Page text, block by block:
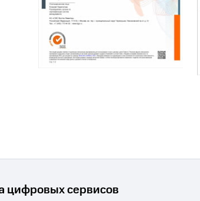
цифровых сервисов